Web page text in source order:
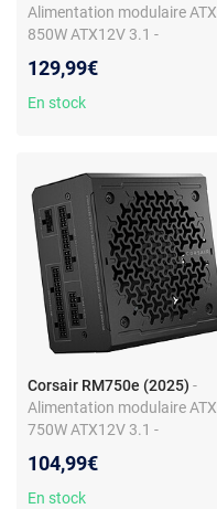
Alimentation modulaire ATX
850W ATX12V 3.1 -
129,99€
En stock
Corsair RM750e (2025) -
Alimentation modulaire ATX
750W ATX12V 3.1 -
104,99€
En stock